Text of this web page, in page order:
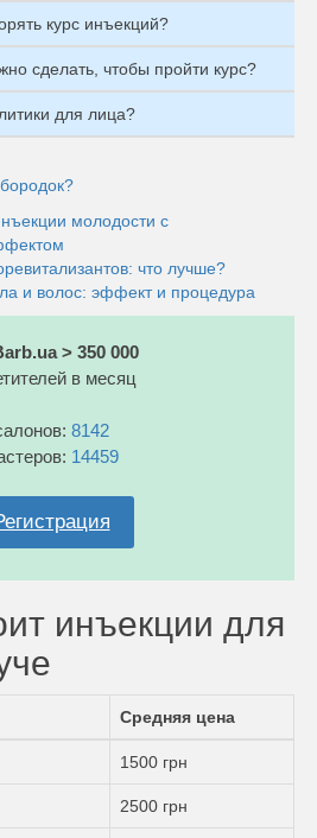
курс инъекций?
сделать, чтобы пройти курс?
для лица?
молодости с
что лучше?
и волос: эффект и процедура
> 350 000
в месяц
8142
14459
инъекции для
Средняя цена
1500 грн
2500 грн